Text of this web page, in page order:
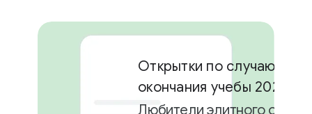
Открытки по случаю
окончания учебы 2024
Любители элитного